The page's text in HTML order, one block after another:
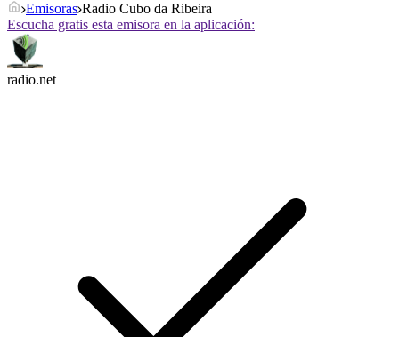
Emisoras Radio Cubo da Ribeira
Escucha gratis esta emisora en la aplicación:
radio.net